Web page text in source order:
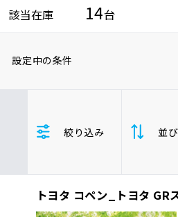
品質管理とサポート体制
お問い合わせ
該当在庫 14台
設定中の条件
ホンダ
マツダ
コペン_トヨタ
絞り込み 並
支払総
額
トヨタ コペン_トヨタ GR